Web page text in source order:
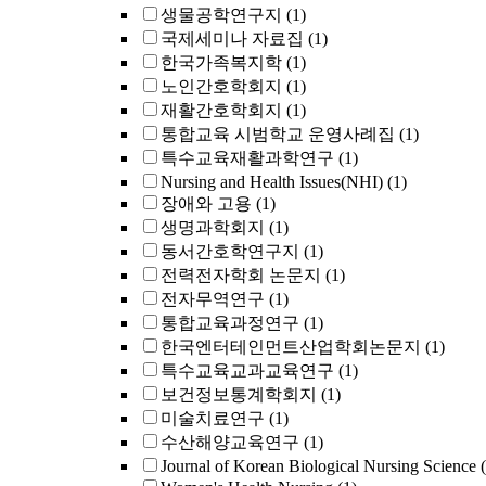
생물공학연구지 (1)
국제세미나 자료집 (1)
한국가족복지학 (1)
노인간호학회지 (1)
재활간호학회지 (1)
통합교육 시범학교 운영사례집 (1)
특수교육재활과학연구 (1)
Nursing and Health Issues(NHI) (1)
장애와 고용 (1)
생명과학회지 (1)
동서간호학연구지 (1)
전력전자학회 논문지 (1)
전자무역연구 (1)
통합교육과정연구 (1)
한국엔터테인먼트산업학회논문지 (1)
특수교육교과교육연구 (1)
보건정보통계학회지 (1)
미술치료연구 (1)
수산해양교육연구 (1)
Journal of Korean Biological Nursing Science